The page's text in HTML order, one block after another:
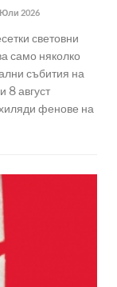
Юли 2026
световни
само няколко
събития на
8 август
фенове на